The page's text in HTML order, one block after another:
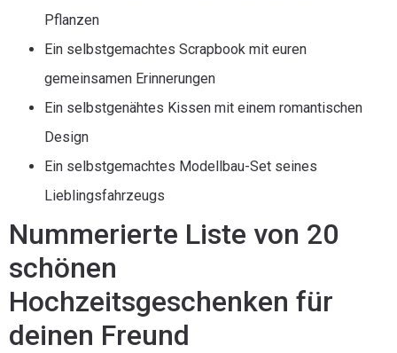
Pflanzen
Ein selbstgemachtes Scrapbook mit euren
gemeinsamen Erinnerungen
Ein selbstgenähtes Kissen mit einem romantischen
Design
Ein selbstgemachtes Modellbau-Set seines
Lieblingsfahrzeugs
Nummerierte Liste von 20
schönen
Hochzeitsgeschenken für
deinen Freund